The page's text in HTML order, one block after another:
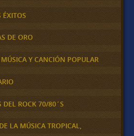
ÉXITOS
DE ORO
Y CANCIÓN POPULAR
DEL ROCK 70/80´S
LA MÚSICA TROPICAL,